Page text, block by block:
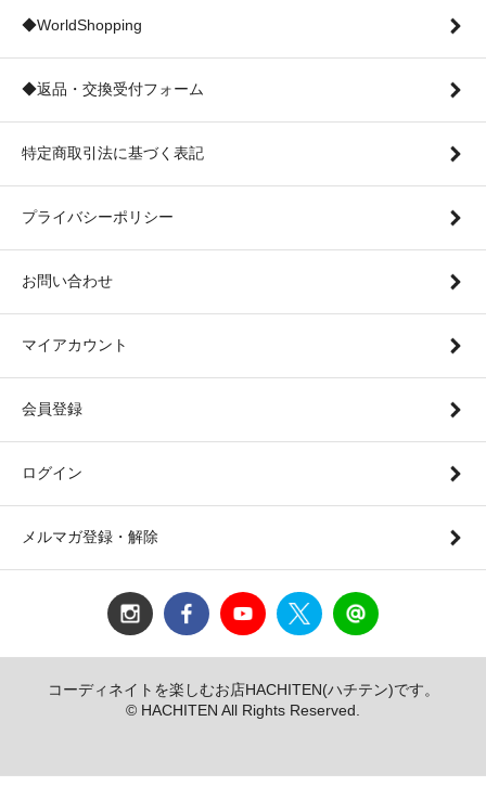
◆WorldShopping
◆返品・交換受付フォーム
特定商取引法に基づく表記
プライバシーポリシー
お問い合わせ
マイアカウント
会員登録
ログイン
メルマガ登録・解除
コーディネイトを楽しむお店HACHITEN(ハチテン)です。
© HACHITEN All Rights Reserved.